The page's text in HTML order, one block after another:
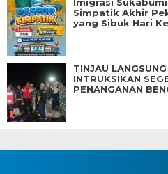
Simpatik Akhir
yang Sibuk Hari
TINJAU
INTRUKSIKAN
PENANGANAN